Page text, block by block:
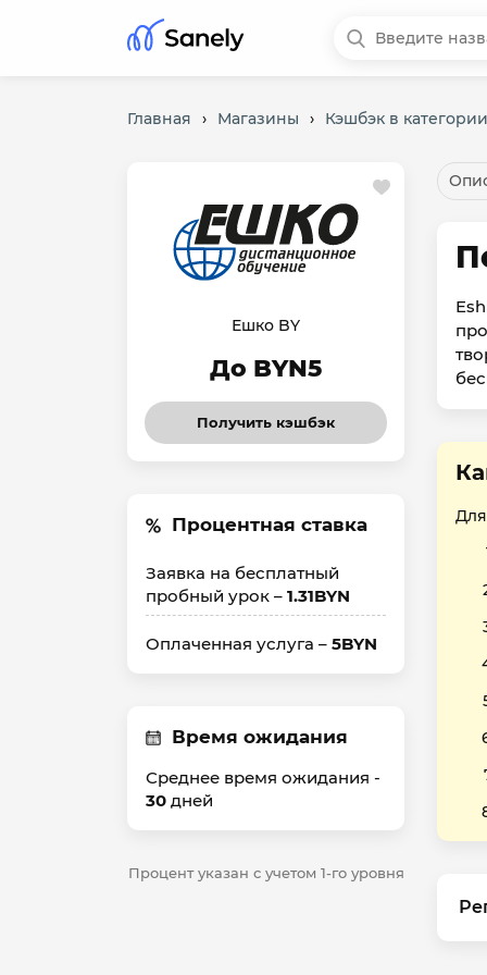
Главная › Магазины › Кэшбэк в
Ешко BY
До BYN5
Получить кэшбэк
Процентная ставка
Заявка на бесплатный
пробный урок – 1.31BYN
Оплаченная услуга – 5BYN
Время ожидания
Среднее время ожидания -
30 дней
Процент указан с учетом 1-го уровня